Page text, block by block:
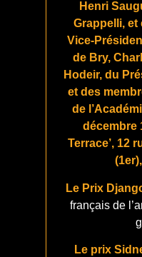
Henri
Grappelli, et
Vice-
de Bry,
Hodeir, du
et des
de
décembre
Terrace’, 12
Le Prix
français de
Le prix